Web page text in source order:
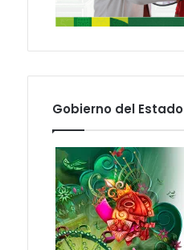
Gobierno del Estado